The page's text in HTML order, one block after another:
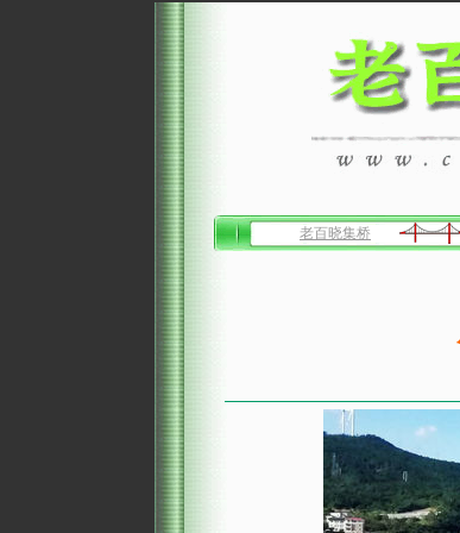
老百晓集桥